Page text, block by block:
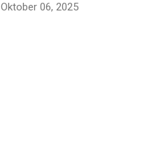
Oktober 06, 2025